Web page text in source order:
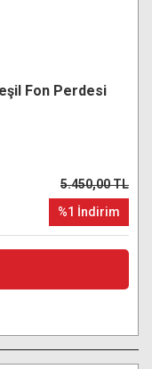
Fon Perdesi
5.450,00 TL
%1 İndirim